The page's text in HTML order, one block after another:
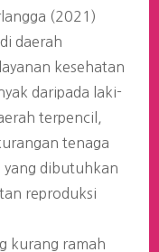
(2021)
daerah
kesehatan
daripada laki-
terpencil,
tenaga
yang dibutuhkan
reproduksi
kurang ramah